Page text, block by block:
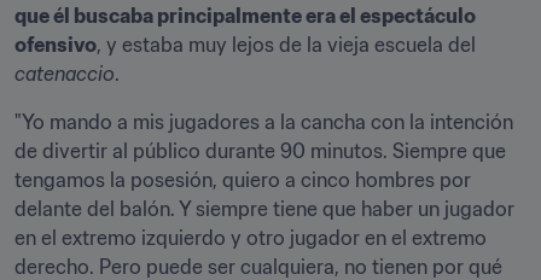
que él buscaba principalmente era el espectáculo
ofensivo
catenaccio.
"Yo mando a mis jugadores a la cancha con la intención
de divertir al público durante 90 minutos. Siempre que
tengamos la posesión, quiero a cinco hombres por
delante del balón. Y siempre tiene que haber un jugador
en el extremo izquierdo y otro jugador en el extremo
derecho. Pero puede ser cualquiera, no tienen por qué